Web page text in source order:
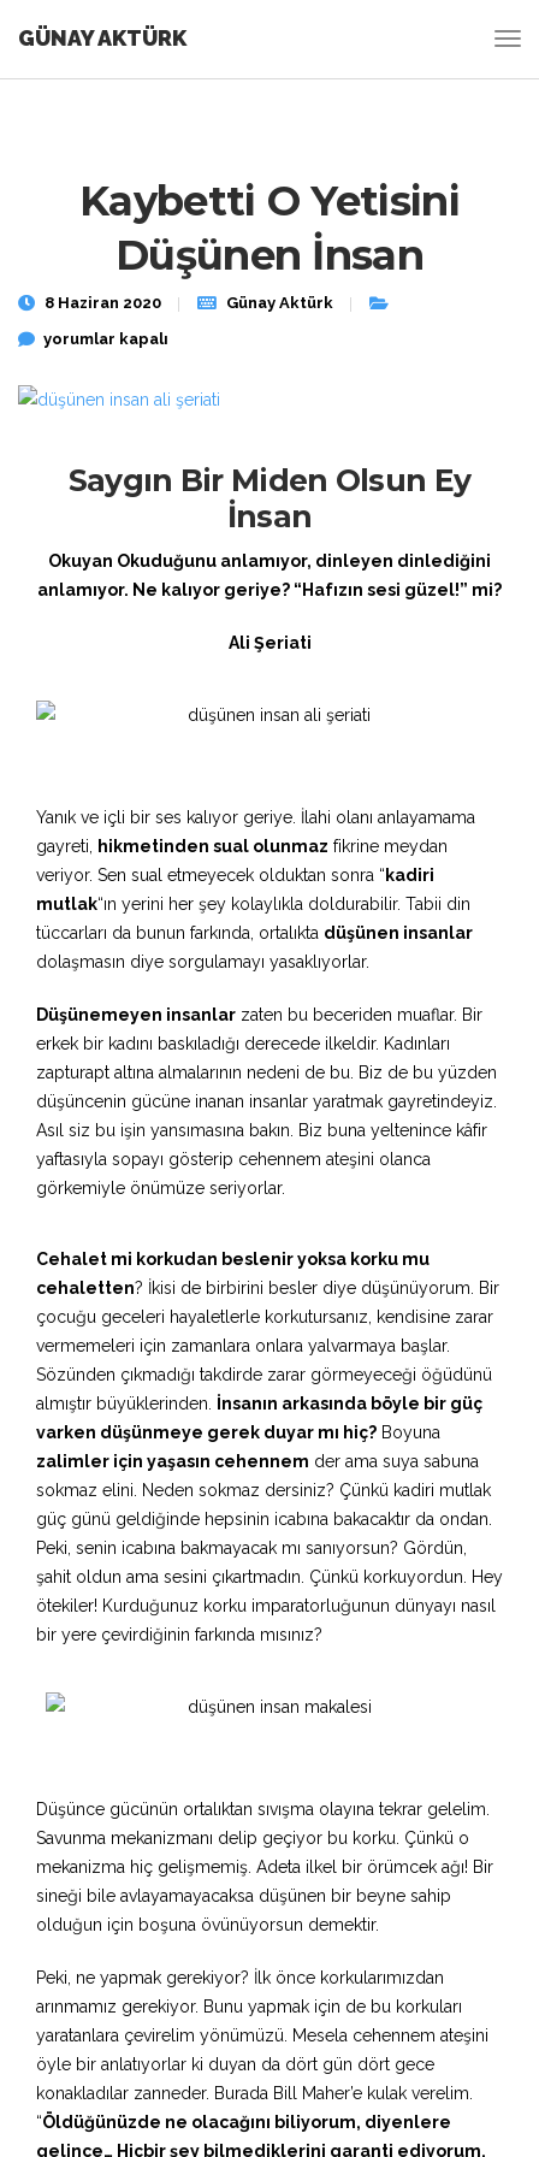
GÜNAY AKTÜRK
Kaybetti O Yetisini
Düşünen İnsan
8 Haziran 2020
Günay Aktürk
Kaybetti O Yetisini Düşünen İnsan için
yorumlar kapalı
Saygın Bir Miden Olsun Ey
İnsan
Okuyan Okuduğunu anlamıyor, dinleyen dinlediğini
anlamıyor. Ne kalıyor geriye? “Hafızın sesi güzel!” mi?
Ali Şeriati
Yanık ve içli bir ses kalıyor geriye. İlahi olanı anlayamama
gayreti,
hikmetinden sual olunmaz fikrine meydan
veriyor. Sen sual etmeyecek olduktan sonra “ kadiri
mutlak“ın yerini her şey kolaylıkla doldurabilir. Tabii din
tüccarları da bunun farkında, ortalıkta düşünen insanlar
dolaşmasın diye sorgulamayı yasaklıyorlar.
Düşünemeyen insanlar zaten bu beceriden muaflar. Bir
erkek bir kadını baskıladığı derecede ilkeldir. Kadınları
zapturapt altına almalarının nedeni de bu. Biz de bu yüzden
düşüncenin gücüne inanan insanlar yaratmak gayretindeyiz.
Asıl siz bu işin yansımasına bakın. Biz buna yeltenince kâfir
yaftasıyla sopayı gösterip cehennem ateşini olanca
görkemiyle önümüze seriyorlar.
Cehalet mi korkudan beslenir yoksa korku mu
cehaletten? İkisi de birbirini besler diye düşünüyorum. Bir
çocuğu geceleri hayaletlerle korkutursanız, kendisine zarar
vermemeleri için zamanlara onlara yalvarmaya başlar.
Sözünden çıkmadığı takdirde zarar görmeyeceği öğüdünü
almıştır büyüklerinden. İnsanın arkasında böyle bir güç
varken düşünmeye gerek duyar mı hiç? Boyuna
zalimler için yaşasın cehennem der ama suya sabuna
sokmaz elini. Neden sokmaz dersiniz? Çünkü kadiri mutlak
güç günü geldiğinde hepsinin icabına bakacaktır da ondan.
Peki, senin icabına bakmayacak mı sanıyorsun? Gördün,
şahit oldun ama sesini çıkartmadın. Çünkü korkuyordun. Hey
ötekiler! Kurduğunuz korku imparatorluğunun dünyayı nasıl
bir yere çevirdiğinin farkında mısınız?
Düşünce gücünün ortalıktan sıvışma olayına tekrar gelelim.
Savunma mekanizmanı delip geçiyor bu korku. Çünkü o
mekanizma hiç gelişmemiş. Adeta ilkel bir örümcek ağı! Bir
sineği bile avlayamayacaksa düşünen bir beyne sahip
olduğun için boşuna övünüyorsun demektir.
Peki, ne yapmak gerekiyor? İlk önce korkularımızdan
arınmamız gerekiyor. Bunu yapmak için de bu korkuları
yaratanlara çevirelim yönümüzü. Mesela cehennem ateşini
öyle bir anlatıyorlar ki duyan da dört gün dört gece
konakladılar zanneder. Burada Bill Maher’e kulak verelim.
“Öldüğünüzde ne olacağını biliyorum, diyenlere
gelince… Hiçbir şey bilmediklerini garanti ediyorum.